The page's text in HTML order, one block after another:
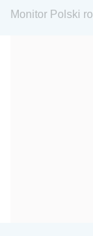
Monitor Polski